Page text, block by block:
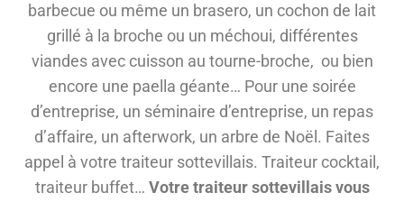
barbecue ou même un brasero, un cochon de lait
grillé à la broche ou un méchoui, différentes
viandes avec cuisson au tourne-broche, ou bien
encore une paella géante… Pour une soirée
d’entreprise, un séminaire d’entreprise, un repas
d’affaire, un afterwork, un arbre de Noël. Faites
appel à votre traiteur sottevillais. Traiteur cocktail,
traiteur buffet… Votre traiteur sottevillais vous